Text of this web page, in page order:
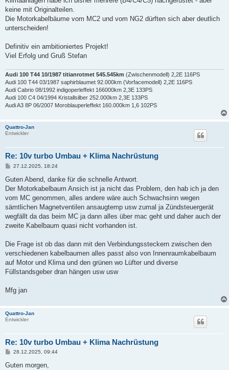
keine mit Originalteilen.
Die Motorkabelbäume vom MC2 und vom NG2 dürften sich aber deutlich
unterscheiden!
Definitiv ein ambitioniertes Projekt!
Viel Erfolg und Gruß Stefan
Audi 100 T44 10/1987 titianrotmet 545.545km (Zwischenmodell) 2,2E 116PS
Audi 100 T44 03/1987 saphirblaumet 92.000km (Vorfacemodell) 2,2E 116PS
Audi Cabrio 08/1992 indigoperleffekt 166000km 2,3E 133PS
Audi 100 C4 04/1994 Kristallsilber 252.000km 2,3E 133PS
Audi A3 8P 06/2007 Moroblauperleffekt 160.000km 1,6 102PS
Quattro-Jan
Entwickler
Re: 10v turbo Umbau + Klima Nachrüstung
B
i
r
a
27.12.2025, 18:24
Guten Abend, danke für die schnelle Antwort.
Der Motorkabelbaum Ansich ist ja nicht das Problem, den hab ich ja den
vom MC genommen, alles andere wäre auch Schwachsinn wegen
sämtlichen Magnetventilen ansaugtemp usw zumal ja Zündsteuergerät
wegfällt da das beim MC ja dann alles über mac geht und daher auch der
zweite Kabelbaum quasi nicht vorhanden ist.
Die Frage ist ob das dann mit den Verbindungssteckern zwischen den
verschiedenen kabelbaumen alles passt also von Innenraumkabelbaum
auf Motor und Klima und den grünen wo Lüfter und diverse
Füllstandsgeber dran hängen usw usw
Mfg jan
Quattro-Jan
Entwickler
Re: 10v turbo Umbau + Klima Nachrüstung
B
i
28.12.2025, 09:44
Guten morgen,